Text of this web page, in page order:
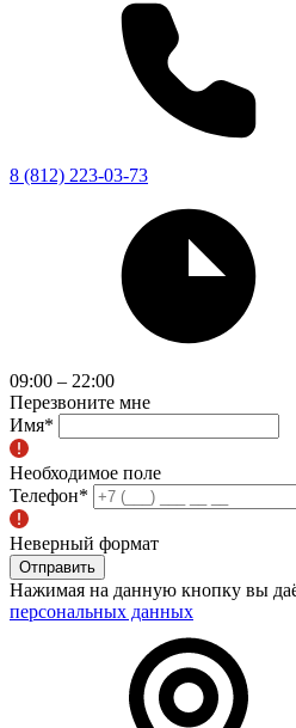
8 (812) 223-03-73
09:00 – 22:00
Перезвоните мне
Имя*
Необходимое поле
Телефон*
Неверный формат
Отправить
Нажимая на данную кнопку вы
персональных данных